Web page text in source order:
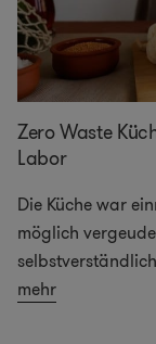
Zero Waste
Labor
Die Küche war
möglich
mehr